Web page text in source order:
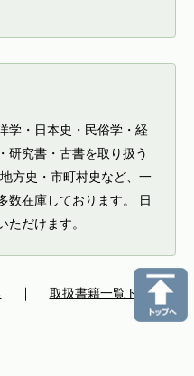
学・日本史・民俗学・経
研究書・古書を取り扱う
方史・市町村史など、一
数在庫しております。 日
ただけます。
取扱書籍一覧トップ